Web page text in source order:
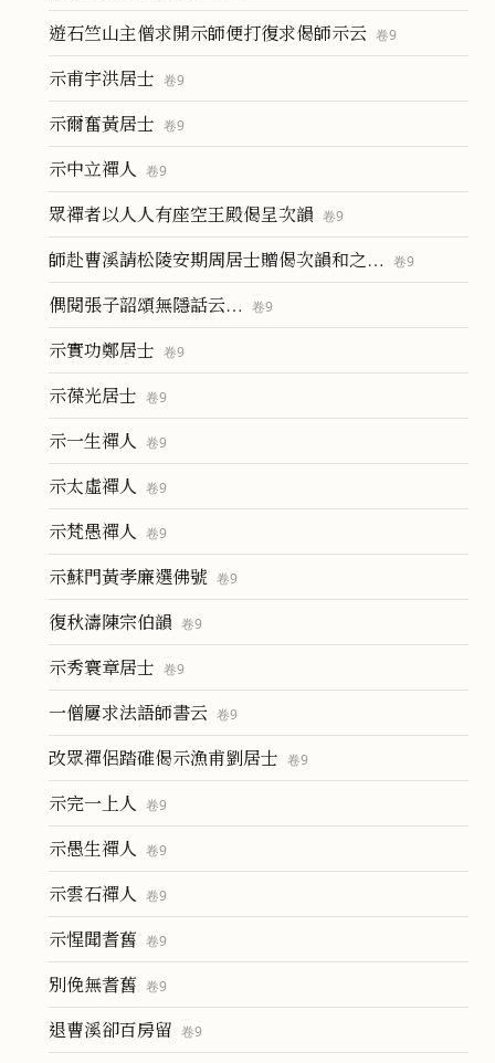
遊石竺山主僧求開示師便打復求偈師示云 卷9
示甫宇洪居士 卷9
示爾奮黃居士 卷9
示中立禪人 卷9
眾禪者以人人有座空王殿偈呈次韻 卷9
師赴曹溪請松陵安期周居士贈偈次韻和之… 卷9
偶閱張子韶頌無隱話云… 卷9
示實功鄭居士 卷9
示葆光居士 卷9
示一生禪人 卷9
示太虛禪人 卷9
示梵愚禪人 卷9
示蘇門黃孝廉選佛號 卷9
復秋濤陳宗伯韻 卷9
示秀寰章居士 卷9
一僧屢求法語師書云 卷9
改眾禪侶踏碓偈示漁甫劉居士 卷9
示完一上人 卷9
示愚生禪人 卷9
示雲石禪人 卷9
示惺聞耆舊 卷9
別俛無耆舊 卷9
退曹溪卻百房留 卷9